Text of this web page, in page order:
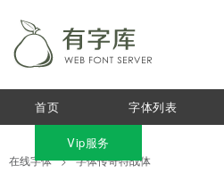
首页 字体列表
Vip服务
在线字体 > 字体传奇特战体